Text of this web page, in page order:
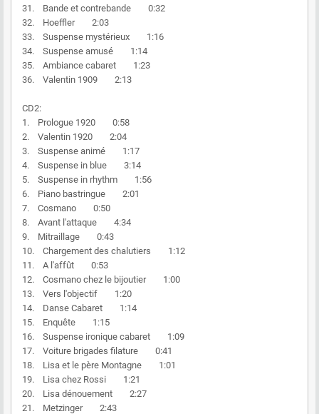
31. Bande et contrebande 0:32
32. Hoeffler 2:03
33. Suspense mystérieux 1:16
34. Suspense amusé 1:14
35. Ambiance cabaret 1:23
36. Valentin 1909 2:13
CD2:
1. Prologue 1920 0:58
2. Valentin 1920 2:04
3. Suspense animé 1:17
4. Suspense in blue 3:14
5. Suspense in rhythm 1:56
6. Piano bastringue 2:01
7. Cosmano 0:50
8. Avant l'attaque 4:34
9. Mitraillage 0:43
10. Chargement des chalutiers 1:12
11. A l'affût 0:53
12. Cosmano chez le bijoutier 1:00
13. Vers l'objectif 1:20
14. Danse Cabaret 1:14
15. Enquête 1:15
16. Suspense ironique cabaret 1:09
17. Voiture brigades filature 0:41
18. Lisa et le père Montagne 1:01
19. Lisa chez Rossi 1:21
20. Lisa dénouement 2:27
21. Metzinger 2:43